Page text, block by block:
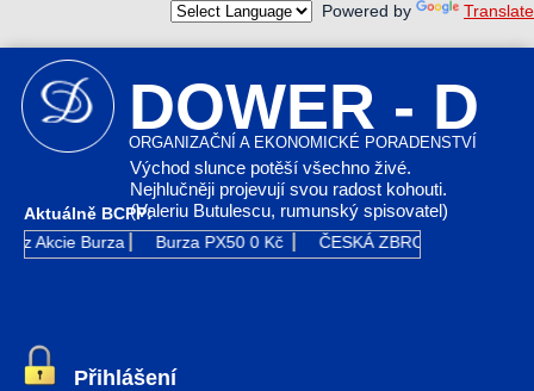
Powered by Translate
DOWER - D
ORGANIZAČNÍ A EKONOMICKÉ PORADENSTVÍ
Východ slunce potěší všechno živé.
Nejhlučněji projevují svou radost kohouti.
(Valeriu Butulescu, rumunský spisovatel)
Aktuálně BCPP:
Akcie Burza Burza PX50 0 Kč ČESKÁ ZBROJOVKA GR
Přihlášení